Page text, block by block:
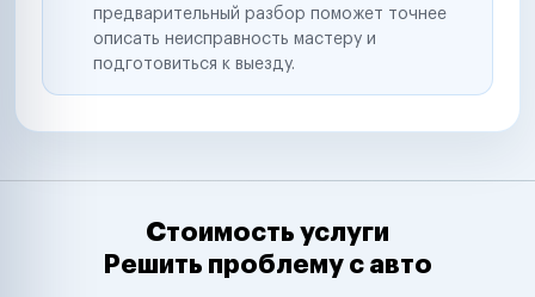
предварительный разбор поможет точнее
описать неисправность мастеру и
подготовиться к выезду.
Стоимость услуги
Решить проблему с авто